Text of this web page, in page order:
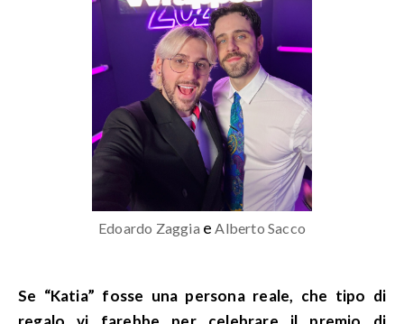
Edoardo Zaggia eAlberto Sacco
Se “Katia” fosse una persona reale, che tipo di